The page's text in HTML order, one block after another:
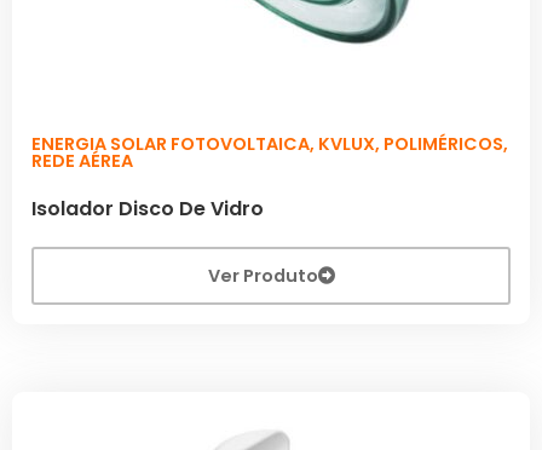
ENERGIA SOLAR FOTOVOLTAICA, KVLUX, POLIMÉRICOS,
REDE AÉREA
Isolador Disco De Vidro
Ver Produto